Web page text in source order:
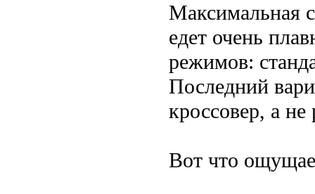
Максимальная
едет очень
режимов:
Последний
кроссовер, а
Вот что